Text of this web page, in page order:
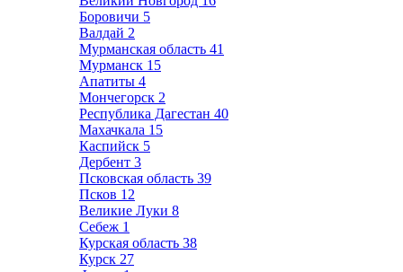
Боровичи 5
Валдай 2
Мурманская область 41
Мурманск 15
Апатиты 4
Мончегорск 2
Республика Дагестан 40
Махачкала 15
Каспийск 5
Дербент 3
Псковская область 39
Псков 12
Великие Луки 8
Себеж 1
Курская область 38
Курск 27